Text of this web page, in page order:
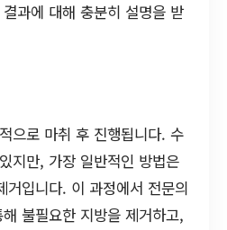
과에 대해 충분히 설명을 받
으로 마취 후 진행됩니다. 수
지만, 가장 일반적인 방법은
거입니다. 이 과정에서 전문의
불필요한 지방을 제거하고,